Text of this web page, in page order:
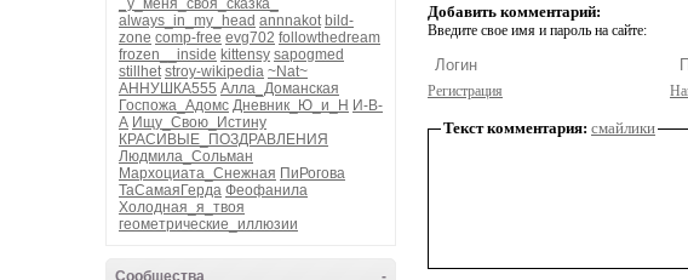
_у_меня_своя_сказка_
always_in_my_head annnakot bild-
zone comp-free evg702 followthedream
frozen__inside kittensy sapogmed
stillhet stroy-wikipedia ~Nat~
АННУШКА555 Алла_Доманская
Госпожа_Адомс Дневник_Ю_и_Н И-В-
А Ищу_Свою_Истину
КРАСИВЫЕ_ПОЗДРАВЛЕНИЯ
Людмила_Сольман
Мархоциата_Снежная ПиРогова
ТаСамаяГерда Феофанила
Холодная_я_твоя
геометрические_иллюзии
-
Сообщества
Добавить комментарий:
Введите свое имя и пароль на сайте:
Регистрация
Текст комментария: смайлики